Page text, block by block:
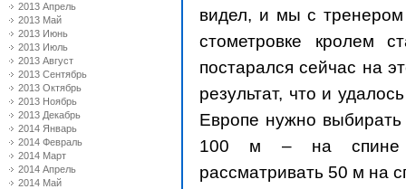
2013 Апрель
2013 Май
2013 Июнь
2013 Июль
2013 Август
2013 Сентябрь
2013 Октябрь
2013 Ноябрь
2013 Декабрь
2014 Январь
2014 Февраль
2014 Март
2014 Апрель
2014 Май
видел, и мы с
стометровке кролем
постарался сейчас на
результат, что и
Европе нужно
100 м – на спине
рассматривать 50 м на